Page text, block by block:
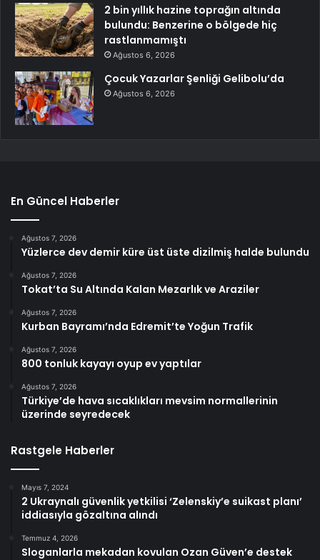
2 bin yıllık hazine toprağın altında
bulundu: Benzerine o bölgede hiç
rastlanmamıştı
Ağustos 6, 2026
Çocuk Yazarlar Şenliği Gelibolu’da
Ağustos 6, 2026
En Güncel Haberler
Ağustos 7, 2026
Yüzlerce dev demir küre üst üste dizilmiş halde bulundu
Ağustos 7, 2026
Tokat’ta Su Altında Kalan Mezarlık ve Araziler
Ağustos 7, 2026
Kurban Bayramı’nda Edremit’te Yoğun Trafik
Ağustos 7, 2026
800 tonluk kayayı oyup ev yaptılar
Ağustos 7, 2026
Türkiye’de hava sıcaklıkları mevsim normallerinin
üzerinde seyredecek
Rastgele Haberler
Mayıs 7, 2024
2 Ukraynalı güvenlik yetkilisi ‘Zelenskiy’e suikast planı’
iddiasıyla gözaltına alındı
Temmuz 4, 2026
Sloganlarla mekadan kovulan Ozan Güven’e destek